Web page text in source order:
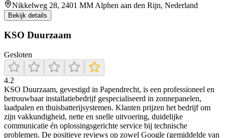
Nikkelweg 28, 2401 MM Alphen aan den Rijn, Nederland
Bekijk details
KSO Duurzaam
Gesloten
4.2
KSO Duurzaam, gevestigd in Papendrecht, is een professioneel en
betrouwbaar installatiebedrijf gespecialiseerd in zonnepanelen,
laadpalen en thuisbatterijsystemen. Klanten prijzen het bedrijf om
zijn vakkundigheid, nette en snelle uitvoering, duidelijke
communicatie én oplossingsgerichte service bij technische
problemen. De positieve reviews op zowel Google (gemiddelde van